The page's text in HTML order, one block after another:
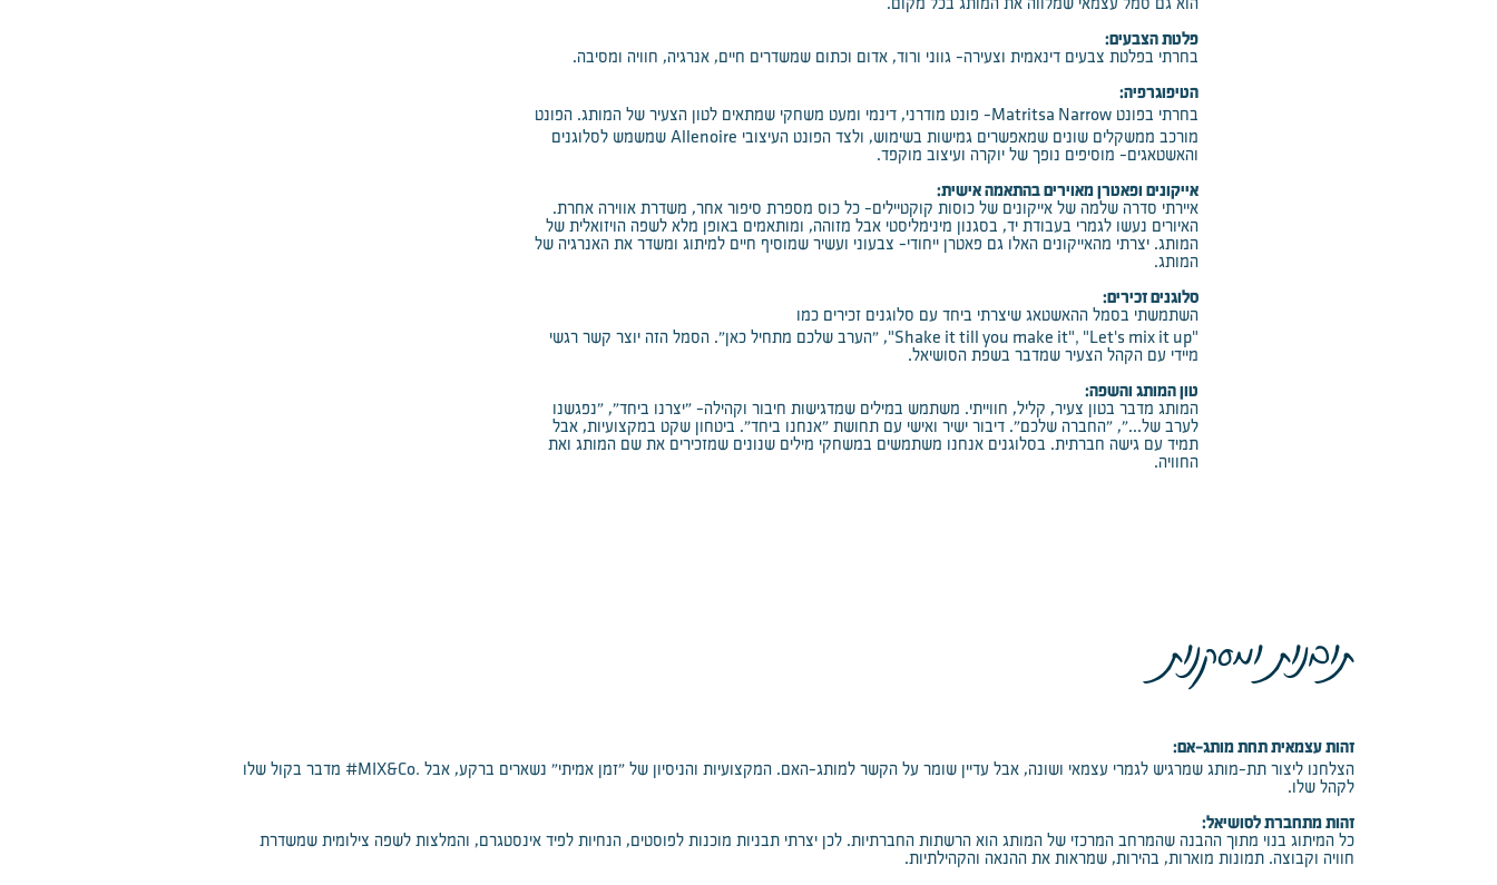
הוא גם סמל עצמאי שמלווה את המותג בכל מקום.
פלטת הצבעים:
בחרתי בפלטת צבעים דינאמית וצעירה- גווני ורוד, אדום וכתום שמשדרים חיים, אנרגיה, חוויה ומסיבה.
הטיפוגרפיה:
בחרתי בפונט Matritsa Narrow- פונט מודרני, דינמי ומעט משחקי שמתאים לטון הצעיר של המותג. הפונט
מורכב ממשקלים שונים שמאפשרים גמישות בשימוש, ולצד הפונט העיצובי Allenoire שמשמש לסלוגנים
והאשטאגים- מוסיפים נופך של יוקרה ועיצוב מוקפד.
אייקונים ופאטרן מאוירים בהתאמה אישית:
איירתי סדרה שלמה של אייקונים של כוסות קוקטיילים- כל כוס מספרת סיפור אחר, משדרת אווירה אחרת.
האיורים נעשו לגמרי בעבודת יד, בסגנון מינימליסטי אבל מזוהה, ומותאמים באופן מלא לשפה הויזואלית של
המותג. יצרתי מהאייקונים האלו גם פאטרן ייחודי- צבעוני ועשיר שמוסיף חיים למיתוג ומשדר את האנרגיה של
המותג.
סלוגנים זכירים:
השתמשתי בסמל ההאשטאג שיצרתי ביחד עם סלוגנים זכירים כמו
"Shake it till you make it", "Let's mix it up", "הערב שלכם מתחיל כאן". הסמל הזה יוצר קשר רגשי
מיידי עם הקהל הצעיר שמדבר בשפת הסושיאל.
טון המותג והשפה:
המותג מדבר בטון צעיר, קליל, חווייתי. משתמש במילים שמדגישות חיבור וקהילה- "יצרנו ביחד", "נפגשנו
לערב של...", "החברה שלכם". דיבור ישיר ואישי עם תחושת "אנחנו ביחד". ביטחון שקט במקצועיות, אבל
תמיד עם גישה חברתית. בסלוגנים אנחנו משתמשים במשחקי מילים שנונים שמזכירים את שם המותג ואת
החוויה.
תובנות ומסקנות
זהות עצמאית תחת מותג-אם:
הצלחנו ליצור תת-מותג שמרגיש לגמרי עצמאי ושונה, אבל עדיין שומר על הקשר למותג-האם. המקצועיות והניסיון של "זמן אמיתי" נשארים ברקע, אבל #MIX&Co. מדבר בקול שלו
לקהל שלו.
זהות מתחברת לסושיאל:
כל המיתוג בנוי מתוך ההבנה שהמרחב המרכזי של המותג הוא הרשתות החברתיות. לכן יצרתי תבניות מוכנות לפוסטים, הנחיות לפיד אינסטגרם, והמלצות לשפה צילומית שמשדרת
חוויה וקבוצה. תמונות מוארות, בהירות, שמראות את ההנאה והקהילתיות.